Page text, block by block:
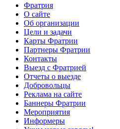
Фратрия
О сайте
Об организации
Цели и задачи
Карты Фратрии
Партнеры Фратрии
Контакты
Выезд с Фратрией
Отчеты о выезде
Добровольцы
Реклама на сайте
Баннеры Фратрии
Мероприятия
Информеры